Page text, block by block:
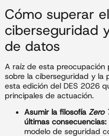
Cómo superar
ciberseguridad
de datos
A raíz de esta
sobre la ciberseguridad y la
esta edición del DES 2026
principales de actuación.
Asumir la filosofía Zero
últimas consecuencias:
modelo de seguridad